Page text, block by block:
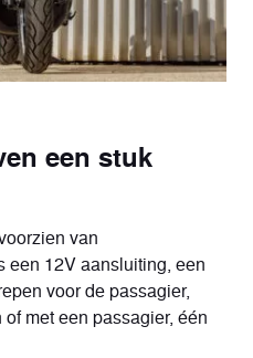
een stuk
van
een 12V aansluiting, een
voor de passagier,
met een passagier, één